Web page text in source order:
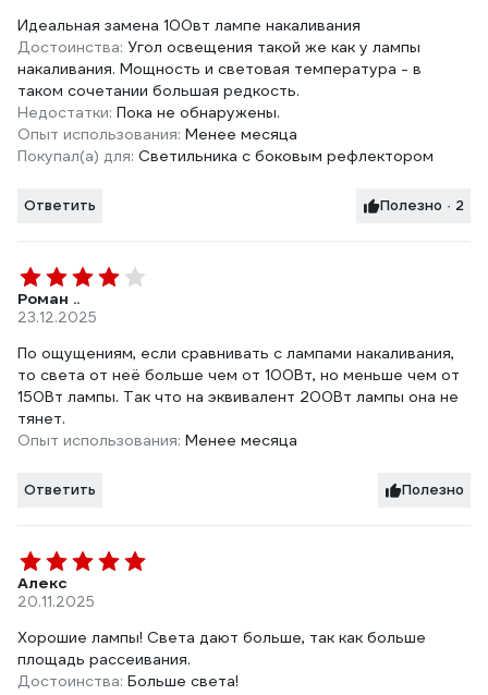
Идеальная замена 100вт лампе накаливания
Достоинства: Угол освещения такой же как у лампы
накаливания. Мощность и световая температура - в
таком сочетании большая редкость.
Недостатки: Пока не обнаружены.
Опыт использования: Менее месяца
Покупал(а) для: Светильника с боковым рефлектором
Ответить Полезно · 2
Роман ..
23.12.2025
По ощущениям, если сравнивать с лампами накаливания,
то света от неё больше чем от 100Вт, но меньше чем от
150Вт лампы. Так что на эквивалент 200Вт лампы она не
тянет.
Опыт использования: Менее месяца
Ответить Полезно
Алекс
20.11.2025
Хорошие лампы! Света дают больше, так как больше
площадь рассеивания.
Достоинства: Больше света!